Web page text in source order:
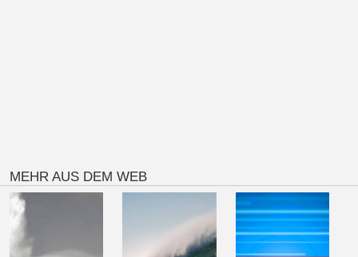
MEHR AUS DEM WEB